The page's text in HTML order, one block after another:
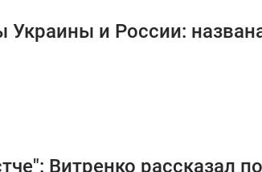
Украины и России:
Витренко рассказал